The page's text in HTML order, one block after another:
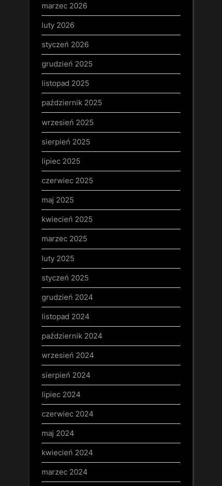
marzec 2026
luty 2026
styczeń 2026
grudzień 2025
listopad 2025
październik 2025
wrzesień 2025
sierpień 2025
lipiec 2025
czerwiec 2025
maj 2025
kwiecień 2025
marzec 2025
luty 2025
styczeń 2025
grudzień 2024
listopad 2024
październik 2024
wrzesień 2024
sierpień 2024
lipiec 2024
czerwiec 2024
maj 2024
kwiecień 2024
marzec 2024